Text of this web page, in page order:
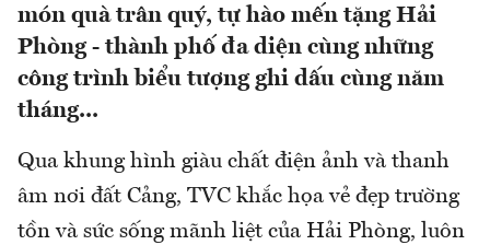
món quà trân quý, tự hào mến tặng Hải
Phòng - thành phố đa diện cùng những
công trình biểu tượng ghi dấu cùng năm
tháng...
Qua khung hình giàu chất điện ảnh và thanh
âm nơi đất Cảng, TVC khắc họa vẻ đẹp trường
tồn và sức sống mãnh liệt của Hải Phòng, luôn